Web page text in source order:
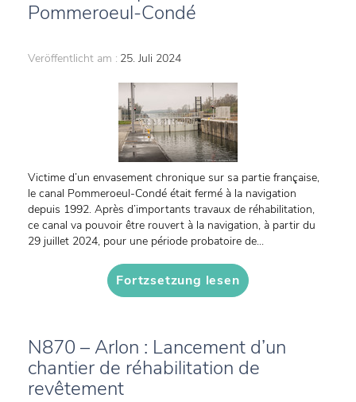
Pommeroeul-Condé
Veröffentlicht am : 25. Juli 2024
Victime d’un envasement chronique sur sa partie française,
le canal Pommeroeul-Condé était fermé à la navigation
depuis 1992. Après d’importants travaux de réhabilitation,
ce canal va pouvoir être rouvert à la navigation, à partir du
29 juillet 2024, pour une période probatoire de...
Fortzsetzung lesen
N870 – Arlon : Lancement d’un
chantier de réhabilitation de
revêtement